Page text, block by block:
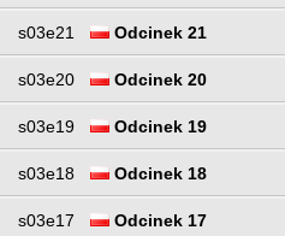
s03e21 Odcinek 21
s03e20 Odcinek 20
s03e19 Odcinek 19
s03e18 Odcinek 18
s03e17 Odcinek 17